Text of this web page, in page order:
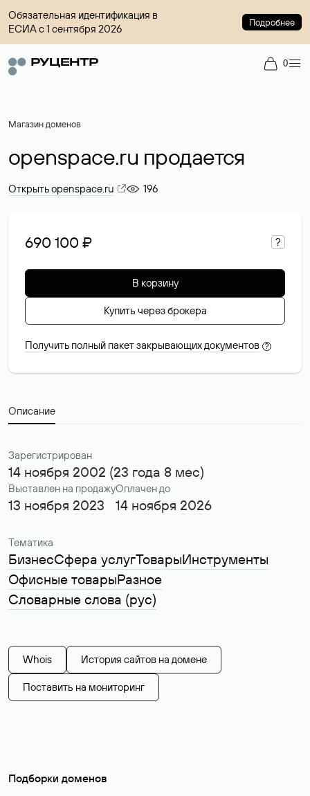
Обязательная идентификация в
ЕСИА с 1 сентября 2026
Подробнее
0
Магазин доменов
openspace.ru продается
Открыть openspace.ru 196
690 100 ₽ ?
В корзину
Купить через брокера
Получить полный пакет закрывающих документов ?
Описание
Зарегистрирован
14 ноября 2002 (23 года 8 мес)
Выставлен на продажу
13 ноября 2023
Оплачен до
14 ноября 2026
Тематика
БизнесСфера услугТоварыИнструменты
Офисные товарыРазное
Словарные слова (рус)
Whois История сайтов на домене
Поставить на мониторинг
Подборки доменов